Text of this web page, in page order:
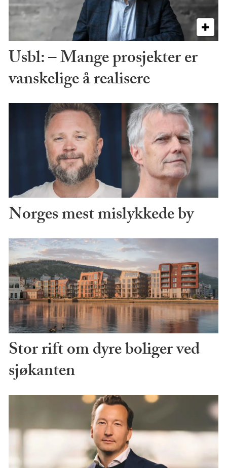
Usbl: – Mange prosjekter er
vanskelige å realisere
Norges mest mislykkede by
Stor rift om dyre boliger ved
sjøkanten